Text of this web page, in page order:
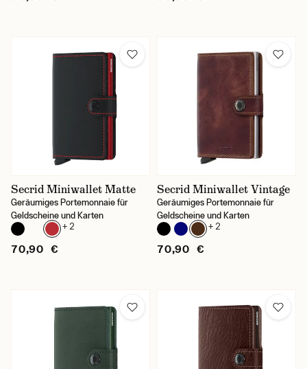
Secrid Miniwallet Matte
Geräumiges Portemonnaie für
Geldscheine und Karten
+ 2
70,90 €
Secrid Miniwallet Vintage
Geräumiges Portemonnaie für
Geldscheine und Karten
+ 2
70,90 €